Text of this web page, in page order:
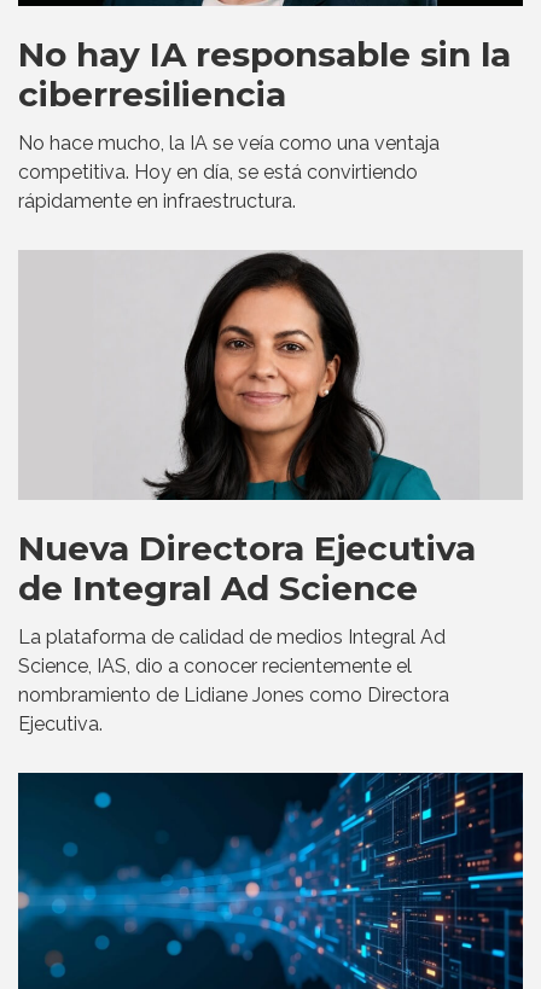
No hay IA responsable sin la
ciberresiliencia
No hace mucho, la IA se veía como una ventaja
competitiva. Hoy en día, se está convirtiendo
rápidamente en infraestructura.
Nueva Directora Ejecutiva
de Integral Ad Science
La plataforma de calidad de medios Integral Ad
Science, IAS, dio a conocer recientemente el
nombramiento de Lidiane Jones como Directora
Ejecutiva.